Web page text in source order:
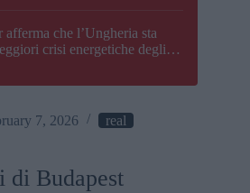
che l’Ungheria sta
crisi energetiche degli
7, 2026 real
di Budapest